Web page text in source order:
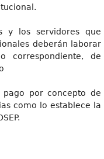
y los servidores que
deberán laborar
correspondiente, de
por concepto de
como lo establece la